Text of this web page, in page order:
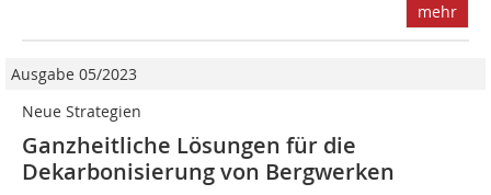
mehr
Ausgabe 05/2023
Neue Strategien
Ganzheitliche Lösungen für die
Dekarbonisierung von Bergwerken